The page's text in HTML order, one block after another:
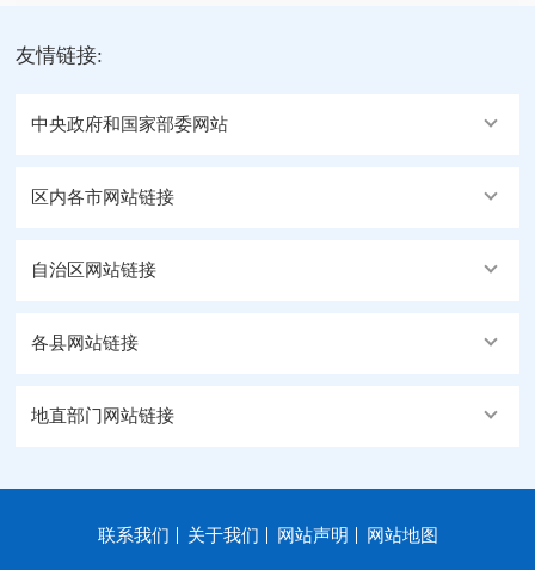
友情链接:
中央政府和国家部委网站
区内各市网站链接
自治区网站链接
各县网站链接
地直部门网站链接
联系我们 关于我们 网站声明 网站地图